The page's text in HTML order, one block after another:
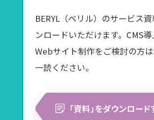
BERYL（ベリル）のサービス
ンロードいただけます。CMS
Webサイト制作をご検討の方
一読ください。
「資料」をダウンロード